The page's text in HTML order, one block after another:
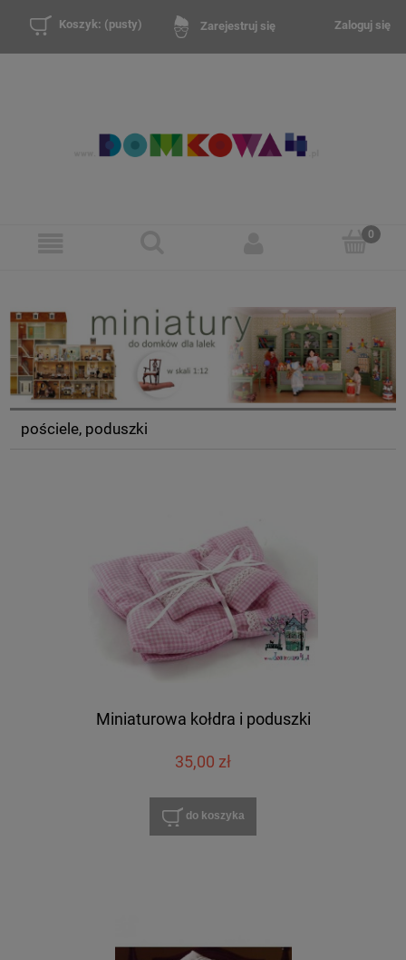
Zarejestruj się Zaloguj się
Koszyk: (pusty)
pościele, poduszki
Miniaturowa kołdra i poduszki
35,00 zł
do koszyka